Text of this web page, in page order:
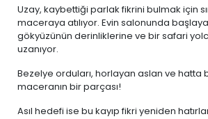
Uzay, kaybettiği parlak fikrini bulmak için
maceraya atılıyor. Evin salonunda
gökyüzünün derinliklerine ve bir safari
uzanıyor.
Bezelye orduları, horlayan aslan ve hatta
maceranın bir parçası!
Asıl hedefi ise bu kayıp fikri yeniden